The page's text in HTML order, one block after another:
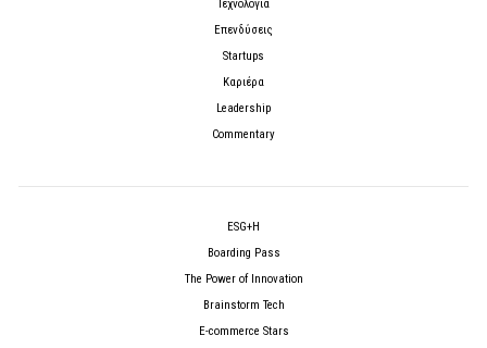
Τεχνολογία
Επενδύσεις
Startups
Καριέρα
Leadership
Commentary
ESG+H
Boarding Pass
The Power of Innovation
Brainstorm Tech
E-commerce Stars